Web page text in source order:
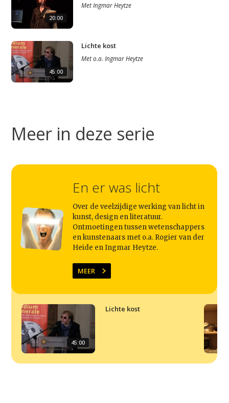
Studium Generale
Agenda
Video
Podcast
Artikelen
Contact
20:00
MetIngmar Heytze
45:00
Lichte kost
Meto.a.Ingmar Heytze
Meer in deze serie
En er was licht
Over de veelzijdige werking van licht in
kunst, design en literatuur.
Ontmoetingen tussen wetenschappers
en kunstenaars met o.a. Rogier van der
Heide en Ingmar Heytze.
MEER
45:00
Lichte kost